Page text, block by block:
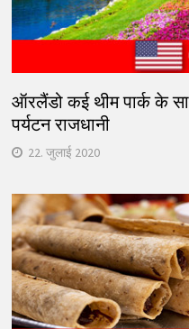
ऑरलैंडो कई थीम पार्क के
पर्यटन राजधानी
22. जुलाई 2020